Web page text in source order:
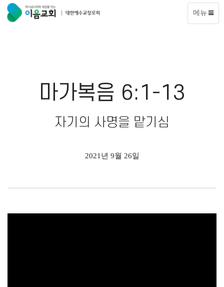
메뉴
마가복음 6:1-13
자기의 사명을 맡기심
2021년 9월 26일